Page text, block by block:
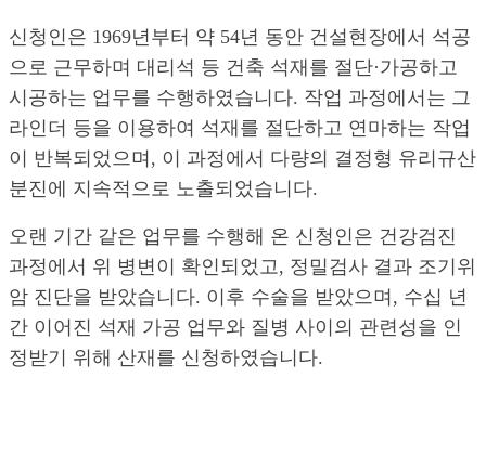
신청인은 1969년부터 약 54년 동안 건설현장에서 석공
으로 근무하며 대리석 등 건축 석재를 절단·가공하고
시공하는 업무를 수행하였습니다. 작업 과정에서는 그
라인더 등을 이용하여 석재를 절단하고 연마하는 작업
이 반복되었으며, 이 과정에서 다량의 결정형 유리규산
분진에 지속적으로 노출되었습니다.
오랜 기간 같은 업무를 수행해 온 신청인은 건강검진
과정에서 위 병변이 확인되었고, 정밀검사 결과 조기위
암 진단을 받았습니다. 이후 수술을 받았으며, 수십 년
간 이어진 석재 가공 업무와 질병 사이의 관련성을 인
정받기 위해 산재를 신청하였습니다.